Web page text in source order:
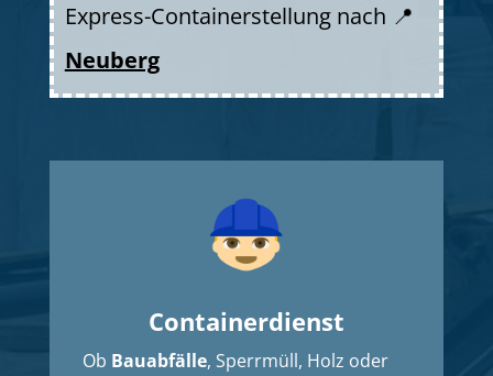
Express-Containerstellung nach 📍
Neuberg
Containerdienst
Ob Bauabfälle, Sperrmüll, Holz oder